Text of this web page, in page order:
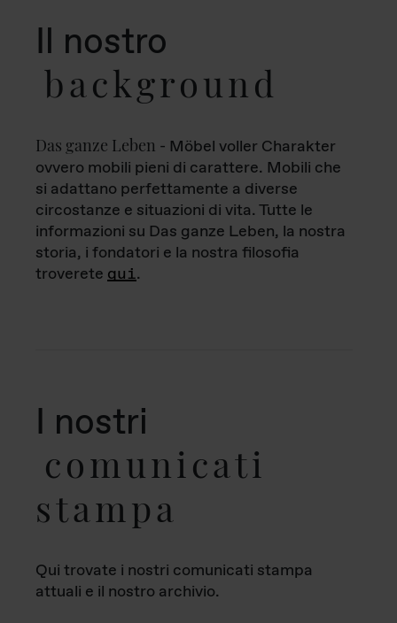
Il nostro
background
Das ganze Leben - Möbel voller Charakter
ovvero mobili pieni di carattere. Mobili che
si adattano perfettamente a diverse
circostanze e situazioni di vita. Tutte le
informazioni su Das ganze Leben, la nostra
storia, i fondatori e la nostra filosofia
troverete qui.
I nostri
comunicati
stampa
Qui trovate i nostri comunicati stampa
attuali e il nostro archivio.